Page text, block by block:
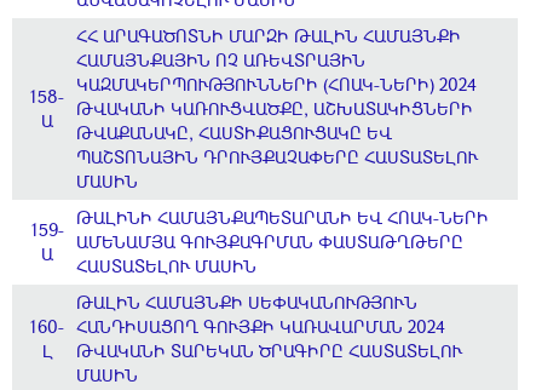
158-
Ա
ՀՀ ԱՐԱԳԱԾՈՏՆԻ ՄԱՐԶԻ ԹԱԼԻՆ ՀԱՄԱՅՆՔԻ
ՀԱՄԱՅՆՔԱՅԻՆ ՈՉ ԱՌԵՎՏՐԱՅԻՆ
ԿԱԶՄԱԿԵՐՊՈՒԹՅՈՒՆՆԵՐԻ (ՀՈԱԿ-ՆԵՐԻ) 2024
ԹՎԱԿԱՆԻ ԿԱՌՈՒՑՎԱԾՔԸ, ԱՇԽԱՏԱԿԻՑՆԵՐԻ
ԹՎԱՔԱՆԱԿԸ, ՀԱՍՏԻՔԱՑՈՒՑԱԿԸ ԵՎ
ՊԱՇՏՈՆԱՅԻՆ ԴՐՈՒՅՔԱՉԱՓԵՐԸ ՀԱՍՏԱՏԵԼՈՒ
ՄԱՍԻՆ
159-
Ա
ԹԱԼԻՆԻ ՀԱՄԱՅՆՔԱՊԵՏԱՐԱՆԻ ԵՎ ՀՈԱԿ-ՆԵՐԻ
ԱՄԵՆԱՄՅԱ ԳՈՒՅՔԱԳՐՄԱՆ ՓԱՍՏԱԹՂԹԵՐԸ
ՀԱՍՏԱՏԵԼՈՒ ՄԱՍԻՆ
160-
Լ
ԹԱԼԻՆ ՀԱՄԱՅՆՔԻ ՍԵՓԱԿԱՆՈՒԹՅՈՒՆ
ՀԱՆԴԻՍԱՑՈՂ ԳՈՒՅՔԻ ԿԱՌԱՎԱՐՄԱՆ 2024
ԹՎԱԿԱՆԻ ՏԱՐԵԿԱՆ ԾՐԱԳԻՐԸ ՀԱՍՏԱՏԵԼՈՒ
ՄԱՍԻՆ